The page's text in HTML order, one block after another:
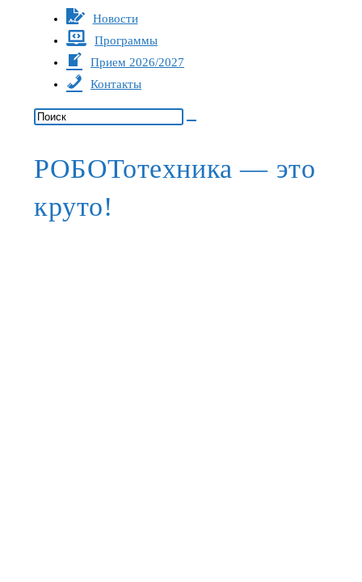
Новости
Программы
Прием 2026/2027
Контакты
РОБОТотехника — это
круто!